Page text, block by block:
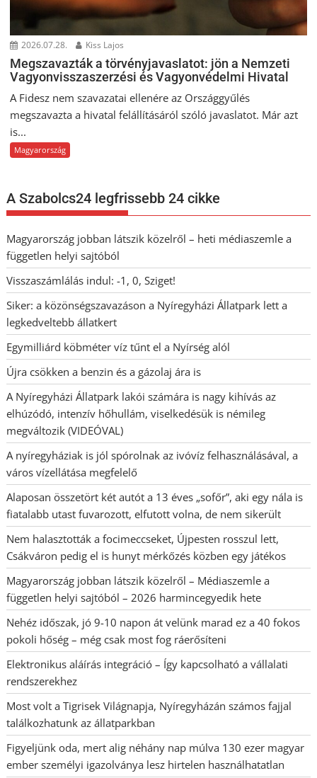
2026.07.28. Kiss Lajos
Megszavazták a törvényjavaslatot: jön a Nemzeti
Vagyonvisszaszerzési és Vagyonvédelmi Hivatal
A Fidesz nem szavazatai ellenére az Országgyűlés
megszavazta a hivatal felállításáról szóló javaslatot. Már azt
is...
Magyarország
A Szabolcs24 legfrissebb 24 cikke
Magyarország jobban látszik közelről – heti médiaszemle a
független helyi sajtóból
Visszaszámlálás indul: -1, 0, Sziget!
Siker: a közönségszavazáson a Nyíregyházi Állatpark lett a
legkedveltebb állatkert
Egymilliárd köbméter víz tűnt el a Nyírség alól
Újra csökken a benzin és a gázolaj ára is
A Nyíregyházi Állatpark lakói számára is nagy kihívás az
elhúzódó, intenzív hőhullám, viselkedésük is némileg
megváltozik (VIDEÓVAL)
A nyíregyháziak is jól spórolnak az ivóvíz felhasználásával, a
város vízellátása megfelelő
Alaposan összetört két autót a 13 éves „sofőr”, aki egy nála is
fiatalabb utast fuvarozott, elfutott volna, de nem sikerült
Nem halasztották a focimeccseket, Újpesten rosszul lett,
Csákváron pedig el is hunyt mérkőzés közben egy játékos
Magyarország jobban látszik közelről – Médiaszemle a
független helyi sajtóból – 2026 harmincegyedik hete
Nehéz időszak, jó 9-10 napon át velünk marad ez a 40 fokos
pokoli hőség – még csak most fog ráerősíteni
Elektronikus aláírás integráció – Így kapcsolható a vállalati
rendszerekhez
Most volt a Tigrisek Világnapja, Nyíregyházán számos fajjal
találkozhatunk az állatparkban
Figyeljünk oda, mert alig néhány nap múlva 130 ezer magyar
ember személyi igazolványa lesz hirtelen használhatatlan